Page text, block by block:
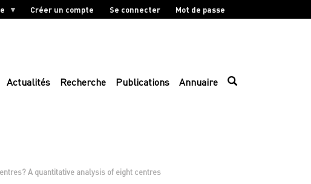
Créer un compte Se connecter Mot de passe
Actualités Recherche Publications Annuaire
A quantitative analysis of eight centres